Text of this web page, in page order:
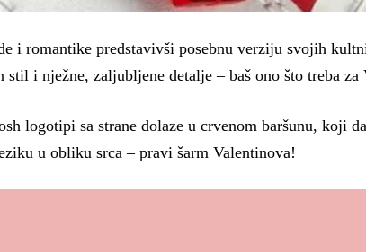
i romantike predstavivši posebnu verziju svojih
i nježne, zaljubljene detalje – baš ono što treba za
logotipi sa strane dolaze u crvenom baršunu, koji
u obliku srca – pravi šarm Valentinova!